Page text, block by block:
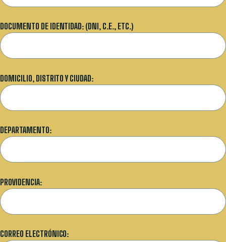
DOCUMENTO DE IDENTIDAD: (DNI, C.E., ETC.)
DOMICILIO, DISTRITO Y CIUDAD:
DEPARTAMENTO:
PROVIDENCIA:
CORREO ELECTRÓNICO: